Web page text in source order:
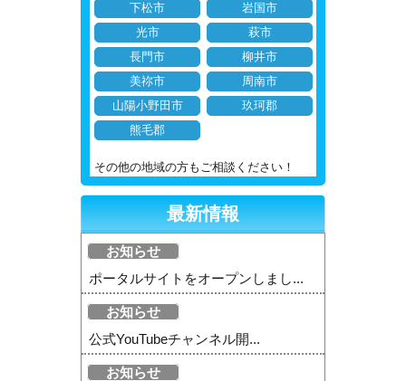
下松市
岩国市
光市
萩市
長門市
柳井市
美祢市
周南市
山陽小野田市
玖珂郡
熊毛郡
その他の地域の方もご相談ください！
最新情報
お知らせ
ポータルサイトをオープンしまし...
お知らせ
公式YouTubeチャンネル開...
お知らせ